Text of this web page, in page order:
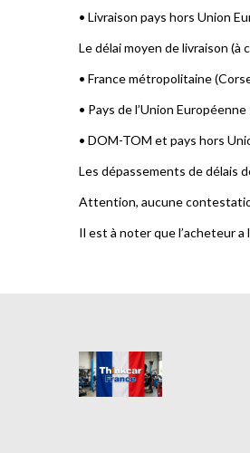
• Livraison pays hors Union
Le délai moyen de livraison (à
• France métropolitaine
• Pays de l’Union Européenne
• DOM-TOM et pays hors
Les dépassements de délais
Attention, aucune
Il est à noter que l’acheteur